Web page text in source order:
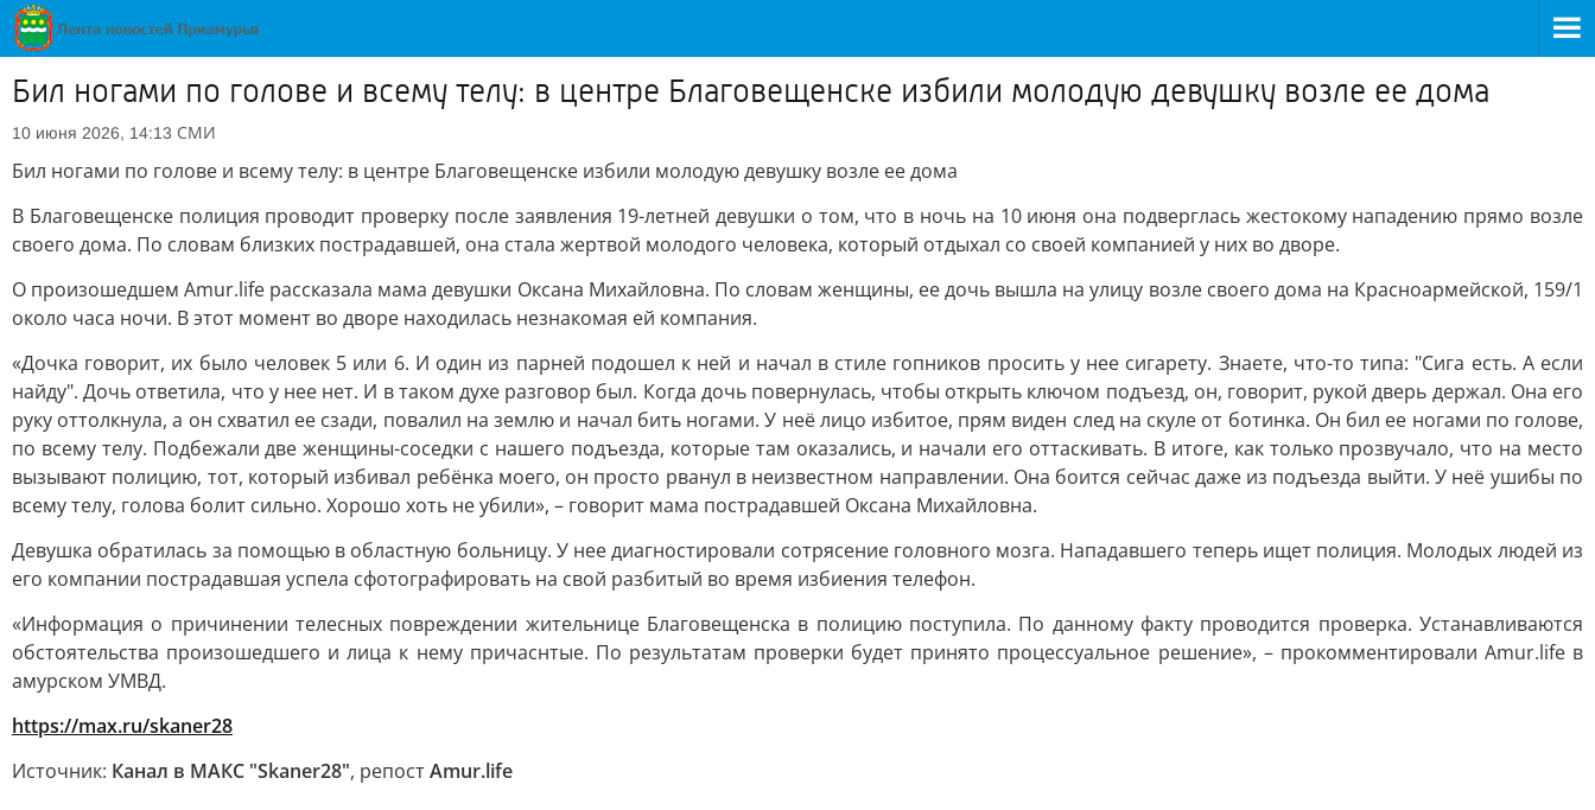
Бил ногами по голове и всему телу: в центре Благовещенске избили молодую девушку возле ее дома
10 июня 2026, 14:13 СМИ
Бил ногами по голове и всему телу: в центре Благовещенске избили молодую девушку возле ее дома
В Благовещенске полиция проводит проверку после заявления 19-летней девушки о том, что в ночь на 10 июня она подверглась жестокому нападению прямо возле
своего дома. По словам близких пострадавшей, она стала жертвой молодого человека, который отдыхал со своей компанией у них во дворе.
О произошедшем Amur.life рассказала мама девушки Оксана Михайловна. По словам женщины, ее дочь вышла на улицу возле своего дома на Красноармейской, 159/1
около часа ночи. В этот момент во дворе находилась незнакомая ей компания.
«Дочка говорит, их было человек 5 или 6. И один из парней подошел к ней и начал в стиле гопников просить у нее сигарету. Знаете, что-то типа: "Сига есть. А если
найду". Дочь ответила, что у нее нет. И в таком духе разговор был. Когда дочь повернулась, чтобы открыть ключом подъезд, он, говорит, рукой дверь держал. Она его
руку оттолкнула, а он схватил ее сзади, повалил на землю и начал бить ногами. У неё лицо избитое, прям виден след на скуле от ботинка. Он бил ее ногами по голове,
по всему телу. Подбежали две женщины-соседки с нашего подъезда, которые там оказались, и начали его оттаскивать. В итоге, как только прозвучало, что на место
вызывают полицию, тот, который избивал ребёнка моего, он просто рванул в неизвестном направлении. Она боится сейчас даже из подъезда выйти. У неё ушибы по
всему телу, голова болит сильно. Хорошо хоть не убили», – говорит мама пострадавшей Оксана Михайловна.
Девушка обратилась за помощью в областную больницу. У нее диагностировали сотрясение головного мозга. Нападавшего теперь ищет полиция. Молодых людей из
его компании пострадавшая успела сфотографировать на свой разбитый во время избиения телефон.
«Информация о причинении телесных повреждении жительнице Благовещенска в полицию поступила. По данному факту проводится проверка. Устанавливаются
обстоятельства произошедшего и лица к нему причаснтые. По результатам проверки будет принято процессуальное решение», – прокомментировали Amur.life в
амурском УМВД.
https://max.ru/skaner28
Источник: Канал в МАКС "Skaner28", репостАmur.life